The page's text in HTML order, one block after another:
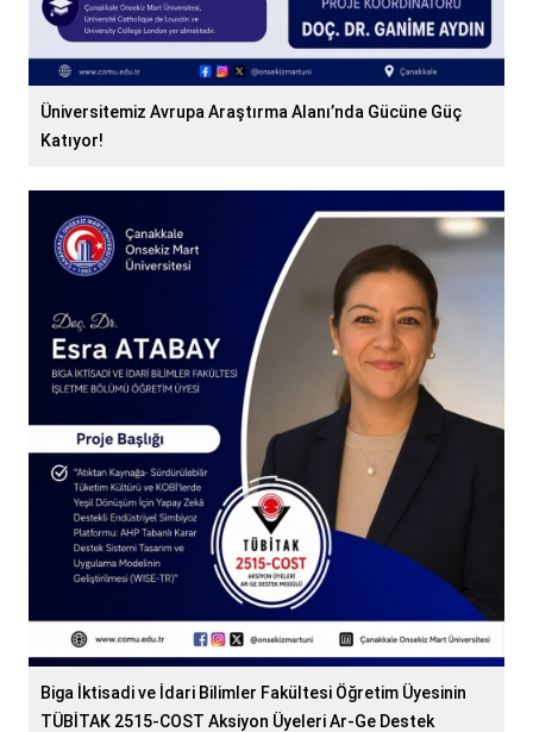
Üniversitemiz Avrupa Araştırma Alanı’nda Gücüne Güç
Katıyor!
Biga İktisadi ve İdari Bilimler Fakültesi Öğretim Üyesinin
TÜBİTAK 2515-COST Aksiyon Üyeleri Ar-Ge Destek